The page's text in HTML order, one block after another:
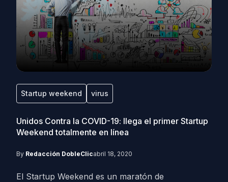
Startup weekend virus
Unidos Contra la COVID-19: llega el primer Startup
Weekend totalmente en línea
By Redacción DobleClicabril 18, 2020
El Startup Weekend es un maratón de